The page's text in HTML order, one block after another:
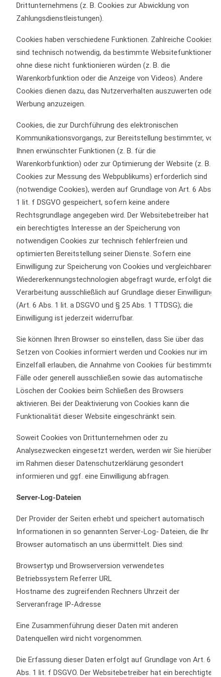
Drittunternehmens (z. B. Cookies zur Abwicklung von
Zahlungsdienstleistungen).
Cookies haben verschiedene Funktionen. Zahlreiche Cookies
sind technisch notwendig, da bestimmte Websitefunktionen
ohne diese nicht funktionieren würden (z. B. die
Warenkorbfunktion oder die Anzeige von Videos). Andere
Cookies dienen dazu, das Nutzerverhalten auszuwerten oder
Werbung anzuzeigen.
Cookies, die zur Durchführung des elektronischen
Kommunikationsvorgangs, zur Bereitstellung bestimmter, von
Ihnen erwünschter Funktionen (z. B. für die
Warenkorbfunktion) oder zur Optimierung der Website (z. B.
Cookies zur Messung des Webpublikums) erforderlich sind
(notwendige Cookies), werden auf Grundlage von Art. 6 Abs.
1 lit. f DSGVO gespeichert, sofern keine andere
Rechtsgrundlage angegeben wird. Der Websitebetreiber hat
ein berechtigtes Interesse an der Speicherung von
notwendigen Cookies zur technisch fehlerfreien und
optimierten Bereitstellung seiner Dienste. Sofern eine
Einwilligung zur Speicherung von Cookies und vergleichbaren
Wiedererkennungstechnologien abgefragt wurde, erfolgt die
Verarbeitung ausschließlich auf Grundlage dieser Einwilligung
(Art. 6 Abs. 1 lit. a DSGVO und § 25 Abs. 1 TTDSG); die
Einwilligung ist jederzeit widerrufbar.
Sie können Ihren Browser so einstellen, dass Sie über das
Setzen von Cookies informiert werden und Cookies nur im
Einzelfall erlauben, die Annahme von Cookies für bestimmte
Fälle oder generell ausschließen sowie das automatische
Löschen der Cookies beim Schließen des Browsers
aktivieren. Bei der Deaktivierung von Cookies kann die
Funktionalität dieser Website eingeschränkt sein.
Soweit Cookies von Drittunternehmen oder zu
Analysezwecken eingesetzt werden, werden wir Sie hierüber
im Rahmen dieser Datenschutzerklärung gesondert
informieren und ggf. eine Einwilligung abfragen.
Server-Log-Dateien
Der Provider der Seiten erhebt und speichert automatisch
Informationen in so genannten Server-Log- Dateien, die Ihr
Browser automatisch an uns übermittelt. Dies sind:
Browsertyp und Browserversion verwendetes
Betriebssystem Referrer URL
Hostname des zugreifenden Rechners Uhrzeit der
Serveranfrage IP-Adresse
Eine Zusammenführung dieser Daten mit anderen
Datenquellen wird nicht vorgenommen.
Die Erfassung dieser Daten erfolgt auf Grundlage von Art. 6
Abs. 1 lit. f DSGVO. Der Websitebetreiber hat ein berechtigtes